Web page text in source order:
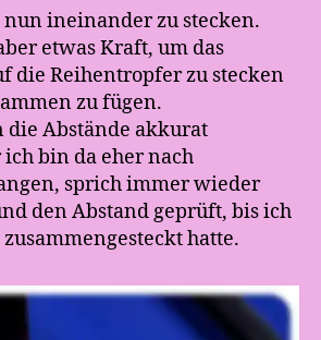
ineinander zu stecken.
etwas Kraft, um das
die Reihentropfer zu stecken
zu fügen.
die Abstände akkurat
ich bin da eher nach
sprich immer wieder
den Abstand geprüft, bis ich
hatte.